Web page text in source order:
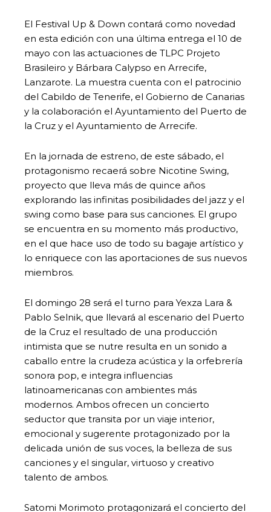
El Festival Up & Down contará como novedad
en esta edición con una última entrega el 10 de
mayo con las actuaciones de TLPC Projeto
Brasileiro y Bárbara Calypso en Arrecife,
Lanzarote. La muestra cuenta con el patrocinio
del Cabildo de Tenerife, el Gobierno de Canarias
y la colaboración el Ayuntamiento del Puerto de
la Cruz y el Ayuntamiento de Arrecife.
En la jornada de estreno, de este sábado, el
protagonismo recaerá sobre Nicotine Swing,
proyecto que lleva más de quince años
explorando las infinitas posibilidades del jazz y el
swing como base para sus canciones. El grupo
se encuentra en su momento más productivo,
en el que hace uso de todo su bagaje artístico y
lo enriquece con las aportaciones de sus nuevos
miembros.
El domingo 28 será el turno para Yexza Lara &
Pablo Selnik, que llevará al escenario del Puerto
de la Cruz el resultado de una producción
intimista que se nutre resulta en un sonido a
caballo entre la crudeza acústica y la orfebrería
sonora pop, e integra influencias
latinoamericanas con ambientes más
modernos. Ambos ofrecen un concierto
seductor que transita por un viaje interior,
emocional y sugerente protagonizado por la
delicada unión de sus voces, la belleza de sus
canciones y el singular, virtuoso y creativo
talento de ambos.
Satomi Morimoto protagonizará el concierto del